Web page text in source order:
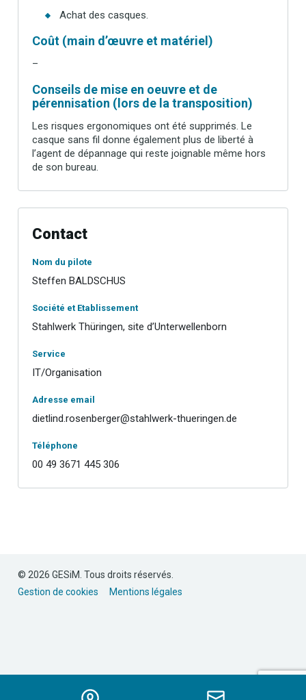
Achat des casques.
Coût (main d’œuvre et matériel)
–
Conseils de mise en oeuvre et de
pérennisation (lors de la transposition)
Les risques ergonomiques ont été supprimés. Le
casque sans fil donne également plus de liberté à
l’agent de dépannage qui reste joignable même hors
de son bureau.
Contact
Nom du pilote
Steffen BALDSCHUS
Société et Etablissement
Stahlwerk Thüringen, site d’Unterwellenborn
Service
IT/Organisation
Adresse email
dietlind.rosenberger@stahlwerk-thueringen.de
Téléphone
00 49 3671 445 306
© 2026 GESiM. Tous droits réservés.
Gestion de cookies
Mentions légales